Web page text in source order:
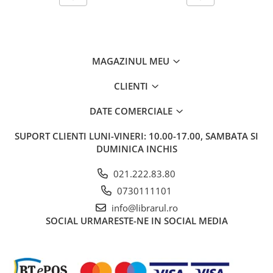
Carti de colorat pentru adulti
Casa, gradina
Istoria comunismului
MAGAZINUL MEU
CLIENTI
DATE COMERCIALE
SUPORT CLIENTI LUNI-VINERI: 10.00-17.00, SAMBATA SI
DUMINICA INCHIS
021.222.83.80
0730111101
info@librarul.ro
SOCIAL URMARESTE-NE IN SOCIAL MEDIA